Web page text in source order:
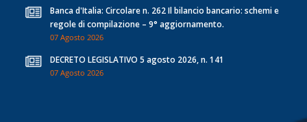
Banca d'Italia: Circolare n. 262 Il bilancio bancario: schemi e
regole di compilazione – 9° aggiornamento.
07 Agosto 2026
DECRETO LEGISLATIVO 5 agosto 2026, n. 141
07 Agosto 2026